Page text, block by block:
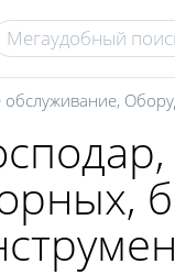
обслуживание,